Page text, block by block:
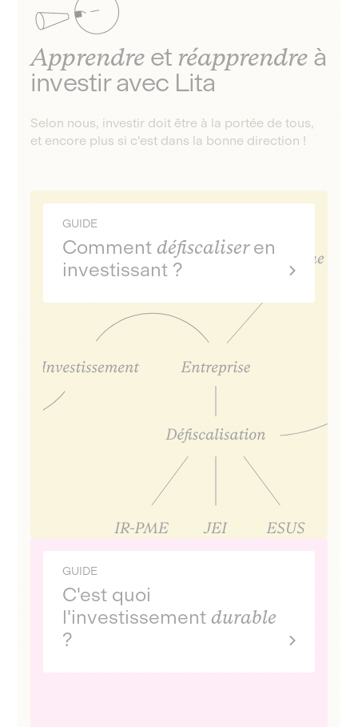
Apprendreet réapprendre à
investir avec Lita
Selon nous, investir doit être à la portée de tous,
et encore plus si c'est dans la bonne direction !
GUIDE
Comment défiscaliseren
investissant ?
GUIDE
C'est quoi
l'investissement durable
?